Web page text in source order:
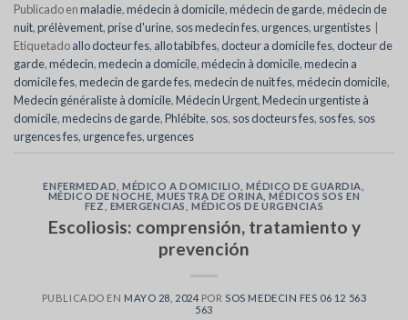
Publicado enmaladie,médecin à domicile,médecin de garde,médecin de
nuit,prélèvement,prise d'urine, sos medecin fes,urgences,urgentistes
Etiquetadoallo docteur fes, allo tabib fes, docteur a domicile fes, docteur de
garde,médecin,medecin a domicile,médecin à domicile,medecin a
domicile fes,medecin de garde fes,medecin de nuit fes,médecin domicile,
Medecin généraliste à domicile,Médecin Urgent,Medecin urgentiste à
domicile,medecins de garde,Phlébite, sos, sos docteurs fes, sos fes, sos
urgences fes,urgence fes,urgences
ENFERMEDAD ,MÉDICO A DOMICILIO ,MÉDICO DE GUARDIA
MÉDICO DE NOCHE ,MUESTRA DE ORINA ,MÉDICOS SOS EN
FEZ
EMERGENCIAS MÉDICOS DE URGENCIAS
Escoliosis: comprensión, tratamiento y
prevención
PUBLICADO EN MAYO 28, 2024 POR SOS MEDECIN FES 06 12 563
563